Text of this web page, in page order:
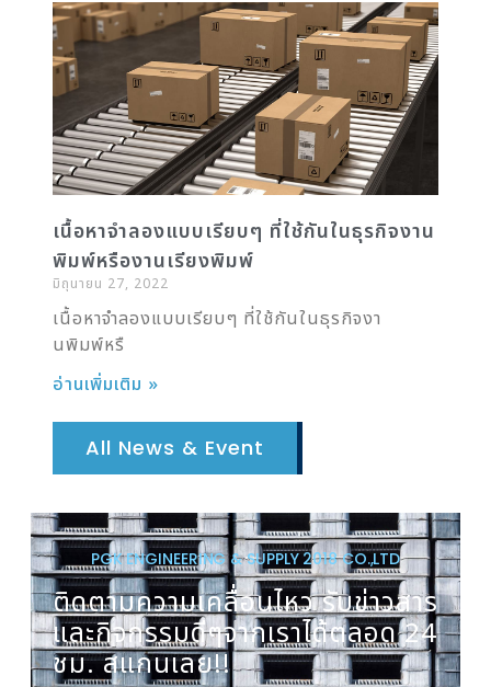
เนื้อหาจำลองแบบเรียบๆ ที่ใช้กันในธุรกิจงาน
พิมพ์หรืองานเรียงพิมพ์
มิถุนายน 27, 2022
เนื้อหาจำลองแบบเรียบๆ ที่ใช้กันในธุรกิจงา
นพิมพ์หรื
อ่านเพิ่มเติม »
All News & Event
PGK ENGINEERING & SUPPLY 2018 CO.,LTD
ติดตามความเคลื่อนไหว รับข่าวสาร
และกิจกรรมดีๆจากเราได้ตลอด 24
ชม. สแกนเลย!!